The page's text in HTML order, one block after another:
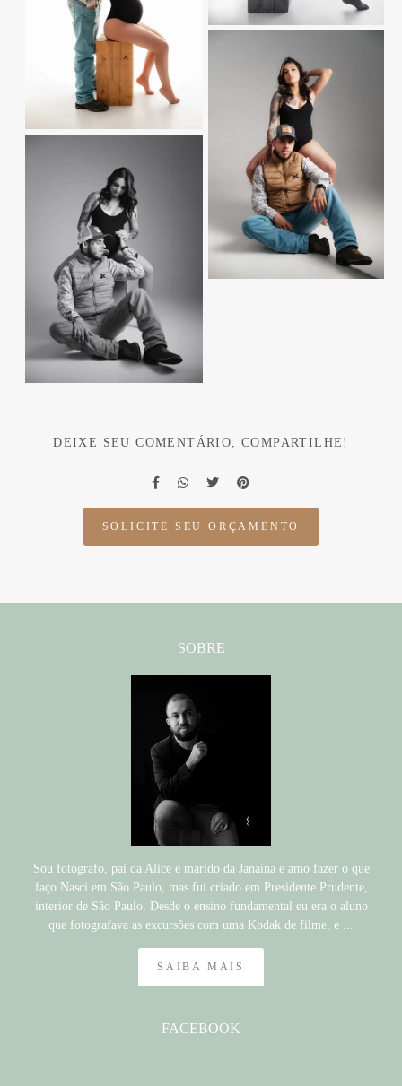
DEIXE SEU COMENTÁRIO, COMPARTILHE!
SOLICITE SEU ORÇAMENTO
SOBRE
Sou fotógrafo, pai da Alice e marido da Janaína e amo fazer o que
faço.Nasci em São Paulo, mas fui criado em Presidente Prudente,
interior de São Paulo. Desde o ensino fundamental eu era o aluno
que fotografava as excursões com uma Kodak de filme, e ...
SAIBA MAIS
FACEBOOK